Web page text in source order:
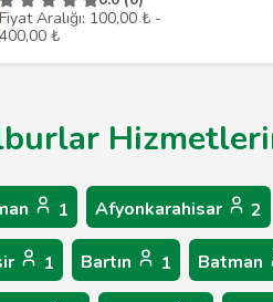
Fiyat Aralığı: 100,00 ₺ -
400,00 ₺
1 Afyonkarahisar 2
1 Bartın 1 Batman